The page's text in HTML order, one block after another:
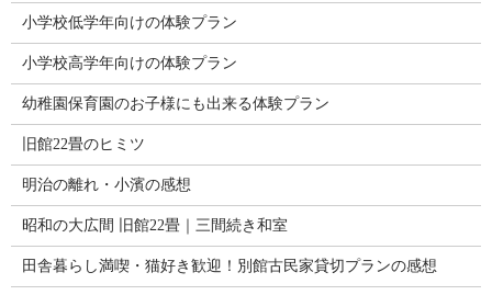
小学校低学年向けの体験プラン
小学校高学年向けの体験プラン
幼稚園保育園のお子様にも出来る体験プラン
旧館22畳のヒミツ
明治の離れ・小濱の感想
昭和の大広間 旧館22畳｜三間続き和室
田舎暮らし満喫・猫好き歓迎！別館古民家貸切プランの感想